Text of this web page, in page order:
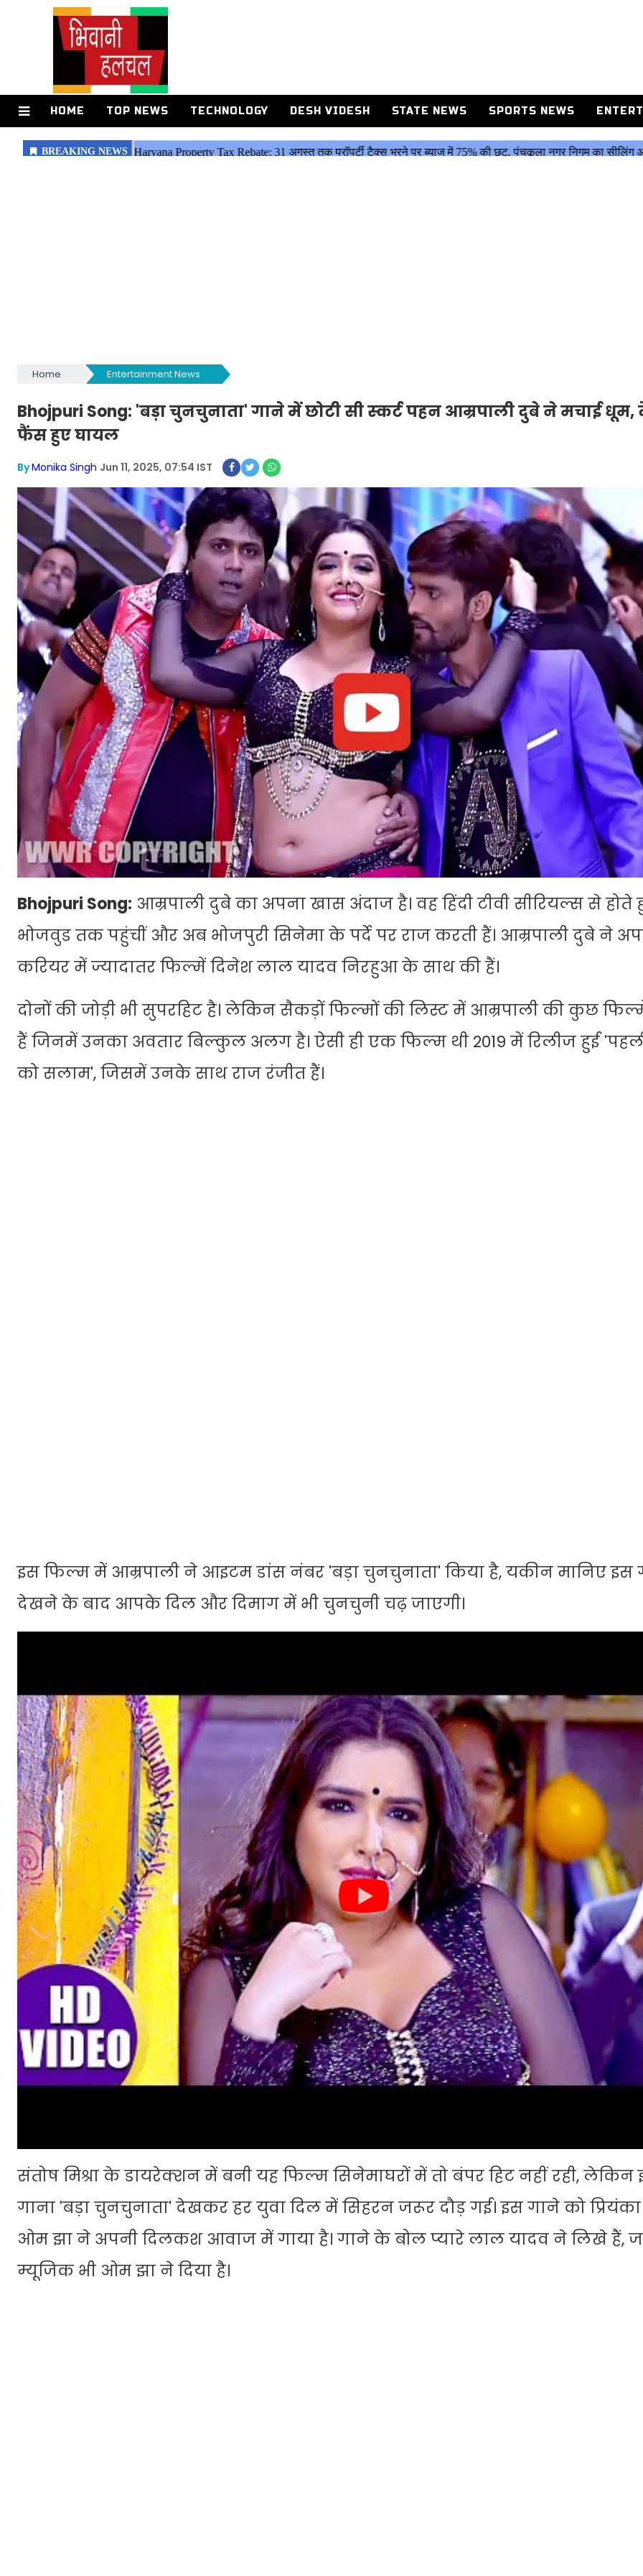
HOME TOP NEWS TECHNOLOGY DESH VIDESH STATE NEWS SPORTS NEWS
Home Entertainment News
Bhojpuri Song: 'बड़ा चुनचुनाता' गाने में छोटी सी स्‍कर्ट पहन आम्रपाली दुबे ने मचाई
फैंस हुए घायल
ByMonika Singh Jun 11, 2025, 07:54 IST
Bhojpuri Song: आम्रपाली दुबे का अपना खास अंदाज है। वह हिंदी टीवी सीरियल्स से होते
भोजवुड तक पहुंचीं और अब भोजपुरी सिनेमा के पर्दे पर राज करती हैं। आम्रपाली दुबे ने
करियर में ज्यादातर फिल्में दिनेश लाल यादव निरहुआ के साथ की हैं।
दोनों की जोड़ी भी सुपरहिट है। लेकिन सैकड़ों फिल्मों की लिस्ट में आम्रपाली की कुछ
हैं जिनमें उनका अवतार बिल्कुल अलग है। ऐसी ही एक फिल्म थी 2019 में रिलीज हुई
को सलाम', जिसमें उनके साथ राज रंजीत हैं।
इस फिल्म में आम्रपाली ने आइटम डांस नंबर 'बड़ा चुनचुनाता' किया है, यकीन मानिए इस
देखने के बाद आपके दिल और दिमाग में भी चुनचुनी चढ़ जाएगी।
संतोष मिश्रा के डायरेक्शन में बनी यह फिल्म सिनेमाघरों में तो बंपर हिट नहीं रही, लेकिन
गाना 'बड़ा चुनचुनाता' देखकर हर युवा दिल में सिहरन जरूर दौड़ गई। इस गाने को
ओम झा ने अपनी दिलकश आवाज में गाया है। गाने के बोल प्यारे लाल यादव ने लिखे हैं,
म्यूजिक भी ओम झा ने दिया है।